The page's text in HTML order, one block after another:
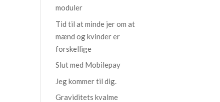
moduler
Tid til at minde jer om at
mænd og kvinder er
forskellige
Slut med Mobilepay
Jeg kommer til dig.
Graviditets kvalme